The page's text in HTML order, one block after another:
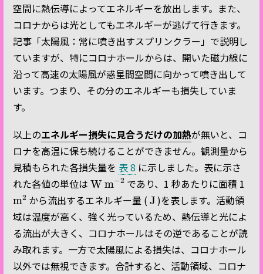
空間に熱伝導によってエネルギーを放出します。また、
コロナからは光としてもエネルギーが逃げて行きます。
記事「太陽風：常に噴き出すスプリンクラー」で説明し
ていますが、特にコロナホールからは、開いた磁力線に
沿って高速の太陽風が惑星間空間に向かって噴き出して
います。つまり、その分のエネルギーも損失していま
す。
以上のエネルギー損失に見合うだけの加熱が無いと、コ
ロナを高温に保ち続けることができません。観測量から
見積もられた各損失量を 表 8 に示しました。表に示さ
れた各値の単位は W m−2 であり、1 秒あたりに面積 1
m2から流出するエネルギー量 (J)を表します。活動領
域は温度が高く、強く光っているため、熱伝導と光によ
る流出が大きく、コロナホールはその逆であることが読
み取れます。一方で太陽風による損失は、コロナホール
以外では無視できます。合計すると、活動領域、コロナ